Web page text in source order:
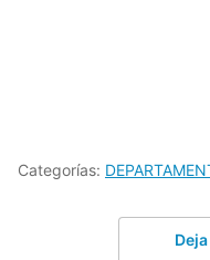
Categorías: